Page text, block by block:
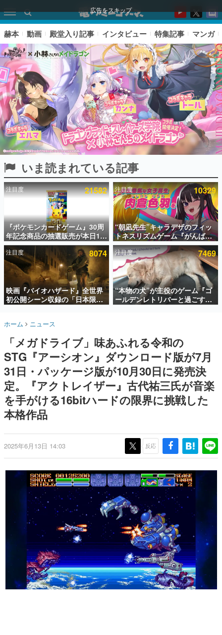
広告をスキップ
ピックアップ
電ファミのいま読まれている記事ランキング
アプリセール情報
インタビュー
連載・特集一覧
殿堂入り記事
SNS拡散数が数千以上！ ページビュー数万以上！ などな
ど。多くの人々に読まれた、電ファミ渾身の“殿堂入り”記
事をまとめました。
名作ゲームクリエイターの方々に製作時のエピソードをお
きます。
赫本
この物語を解いてはいけない。『赫本』は、〈試験問題〉
の形をした短編ホラー小説集です。
新世代に訊く
これからのデジタルゲーム市場を担う若きクリエイター達
ゲーム世代の作家たち
ゲームに多大な影響を受けた作家さんに取材し、ゲームが
日本のコンテンツ産業やカルチャーに与えた影響を探る企
画です。
日本モバイルゲーム産業史
日本のモバイルゲーム史における主要なトピック・タイト
ルを網羅するほか、開発者へのインタビューや識者による
解説を掲載。約20年の歴史が一望できる決定版！
若ゲのいたり〜ゲームクリエイターの青春〜
『うつヌケ』『ペンと箸』等で知られるマンガ家・田中圭
一先生によるゲーム業界レポートマンガです。
なんでゲームは面白い？
ゲーム開発者・hamatsu氏がゲームの魅力を画面や操作の
具体的な形から解き明かしていく、硬派で骨太な評論連載
です。
赫本 動画 殿堂入り記事 インタビュー 特集記事 マンガ
いま読まれている記事
注目度 21582
『ポケモンカードゲーム』30周
年記念商品の抽選販売が本日12
時より開始。拡張パック「30th
CELEBRATION」のボックス
に、「プレミアムデッキセット
エーフィ・ブラッキー」
「FUTURISTIC BOX」の計3商
品
注目度 10329
“朝凪先生”キャラデザのフィッ
トネスリズムゲーム『がんば
れ！チアリズム』Steamストア
ページが公開。キャラクターの
CVは陽向葵ゅかさん
注目度 8074
映画『バイオハザード』全世界
初公開シーン収録の「日本限
定」予告映像が解禁。バイオの
「ラクーンシティ総合病院」へ
注目度 7469
“本物の犬”が主役のゲーム『ゴ
ールデンレトリバーと過ごす
日々』が最高すぎる。開発者の
ホーム ニュース
「メガドライブ」味あふれる令和の
STG『アーシオン』ダウンロード版が7月
31日・パッケージ版が10月30日に発売決
定。『アクトレイザー』古代祐三氏が音楽
を手がける16bitハードの限界に挑戦した
本格作品
2025年6月13日 14:03 反応